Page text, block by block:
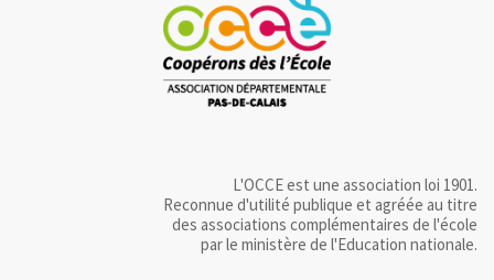
L'OCCE est une association loi 1901.
Reconnue d'utilité publique et agréée au titre
des associations complémentaires de l'école
par le ministère de l'Education nationale.